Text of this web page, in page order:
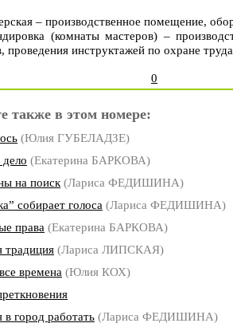
– производственное помещение,
(комнаты мастеров) –
проведения инструктажей по охране
0
также в этом номере:
(Юлия ГУБЕЛАДЗЕ)
(Екатерина БАРКОВА)
на поиск (Лариса ФЕДИШИНА)
собирает голоса (Лариса ФЕДИШИНА)
права (Екатерина БАРКОВА)
традиция (Лариса ЛИПСКАЯ)
времена (Юлия КОХ)
в город работать (Лариса ФЕДИШИНА)